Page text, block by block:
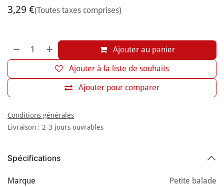
3,29 €(Toutes taxes comprises)
Ajouter au panier
Ajouter pour comparer
Ajouter à la liste de souhaits
Conditions générales
Livraison : 2-3 jours ouvrables
Spécifications
Marque Petite balade